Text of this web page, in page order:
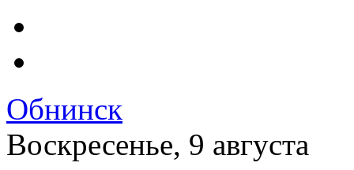
Обнинск
Воскресенье, 9 августа